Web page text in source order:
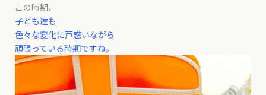
この時期、
子ども達も
色々な変化に戸惑いながら
頑張っている時期ですね。